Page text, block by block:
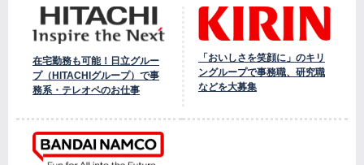
在宅勤務も可能！日立グルー
プ（HITACHIグループ）で事
務系・テレオペのお仕事
「おいしさを笑顔に」のキリ
ングループで事務職、研究職
などを大募集